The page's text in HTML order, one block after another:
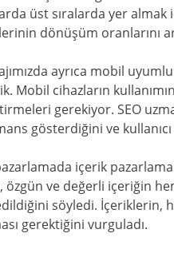
üst sıralarda yer almak
dönüşüm oranlarını
ayrıca mobil
Mobil cihazların
gerekiyor. SEO
gösterdiğini ve kullanıcı
içerik
özgün ve değerli içeriğin
söyledi. İçeriklerin,
gerektiğini vurguladı.